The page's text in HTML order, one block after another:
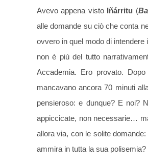
Avevo appena visto Iñárritu (
alle domande su ciò che conta
ovvero in quel modo di
non è più del tutto
Accademia. Ero provato.
mancavano ancora 70 minuti
pensieroso: e dunque? E noi?
appiccicate, non necessarie…
allora via, con le solite
ammira in tutta la sua polisemia?